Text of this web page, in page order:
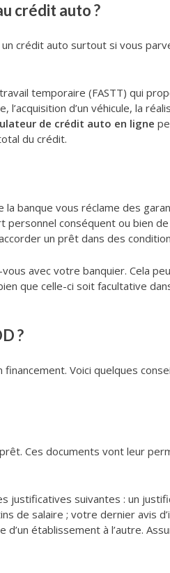
crédit auto ?
crédit auto surtout si vous
temporaire (FASTT) qui
d’un véhicule, la
de crédit auto en ligne
du crédit.
banque vous réclame des
conséquent ou bien
un prêt dans des
avec votre banquier. Cela
que celle-ci soit facultative
?
Voici quelques
Ces documents vont leur
justificatives suivantes : un
de salaire ; votre dernier avis
établissement à l’autre.